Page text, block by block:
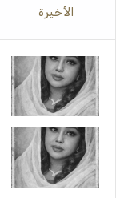
الأخيرة